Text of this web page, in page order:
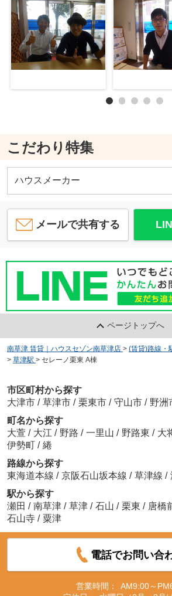
こだわり特集
ハウスメーカー
メールで共有する
ページトップへ
南草津 賃貸｜ハウスセゾン南草津店 > (賃貸)路線・
> 草津駅 > セレーノ栗東 A棟
市区町村から探す
大津市 / 草津市 / 栗東市 / 守山市 / 野洲
町名から探す
大萱 / 大江 / 野路 / 一里山 / 野路東 / 大
伊勢町 / 綣
路線から探す
東海道本線 / 京阪石山坂本線 / 草津線 /
駅から探す
瀬田 / 南草津 / 草津 / 石山 / 栗東 / 唐橋
石山寺 / 粟津
電話でお問い合
営業時間：
AM9:00～